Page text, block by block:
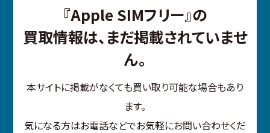
『Apple SIMフリー』の
買取情報は、まだ掲載されていませ
ん。
本サイトに掲載がなくても買い取り可能な場合もあり
ます。
気になる方はお電話などでお気軽にお問い合わせくだ